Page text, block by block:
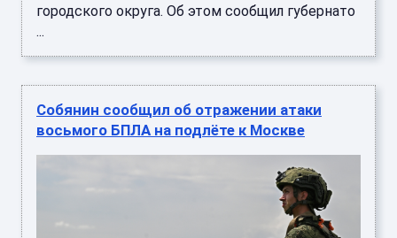
городского округа. Об этом сообщил губернато
...
Собянин сообщил об отражении атаки
восьмого БПЛА на подлёте к Москве